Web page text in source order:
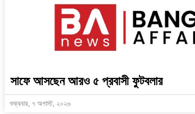
সাফে আসছেন আরও ৫ প্রবাসী ফুটবলার
শুক্রবার, ৭ অগাস্ট, ২০২৬